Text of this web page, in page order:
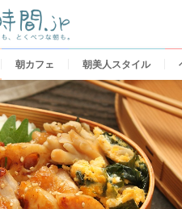
朝カフェ 朝美人スタイル